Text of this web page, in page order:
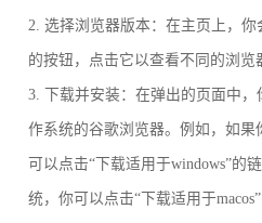
2. 选择浏览器版本：在主页上，你
的按钮，点击它以查看不同的浏览
3. 下载并安装：在弹出的页面中
作系统的谷歌浏览器。例如，如果
可以点击“下载适用于windows”的
统，你可以点击“下载适用于macos”